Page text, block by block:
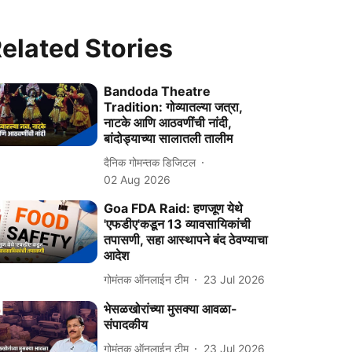
Stories
Bandoda Theatre
Tradition: गोव्यातल्या जत्रा,
नाटके आणि आठवणींची नांदी,
बांदोड्याच्या सालातली तालीम
दैनिक गोमन्तक डिजिटल
02 Aug 2026
Goa FDA Raid: हणजूण येथे
'एफडीए'कडून 13 व्यावसायिकांची
तपासणी, सहा आस्थापने बंद ठेवण्याचा
आदेश
गोमंतक ऑनलाईन टीम 23 Jul 2026
भेसळखोरांच्या मुसक्या आवळा-
संपादकीय
गोमंतक ऑनलाईन टीम 23 Jul 2026